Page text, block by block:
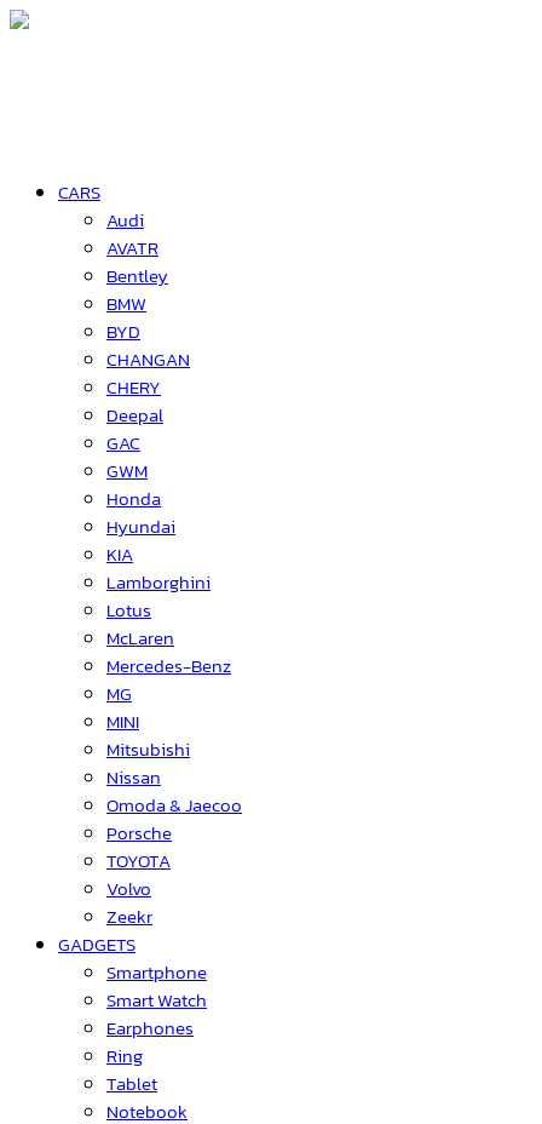
CARS
Audi
AVATR
Bentley
BMW
BYD
CHANGAN
CHERY
Deepal
GAC
GWM
Honda
Hyundai
KIA
Lamborghini
Lotus
McLaren
Mercedes-Benz
MG
MINI
Mitsubishi
Nissan
Omoda & Jaecoo
Porsche
TOYOTA
Volvo
Zeekr
GADGETS
Smartphone
Smart Watch
Earphones
Ring
Tablet
Notebook